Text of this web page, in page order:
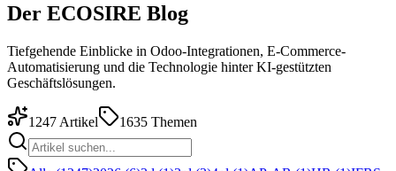
Der ECOSIRE Blog
Tiefgehende Einblicke in Odoo-Integrationen, E-Commerce-
Automatisierung und die Technologie hinter KI-gestützten
Geschäftslösungen.
1247 Artikel 1635 Themen